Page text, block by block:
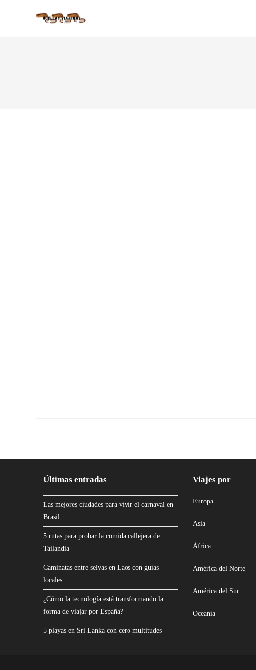
Últimas entradas
Las mejores ciudades para vivir el carnaval en
Brasil
5 rutas para probar la comida callejera de
Tailandia
Caminatas entre selvas en Laos con guías
locales
¿Cómo la tecnología está transformando la
forma de viajar por España?
5 playas en Sri Lanka con cero multitudes
Viajes por
Europa
Asia
África
América del Norte
América del Sur
Oceanía